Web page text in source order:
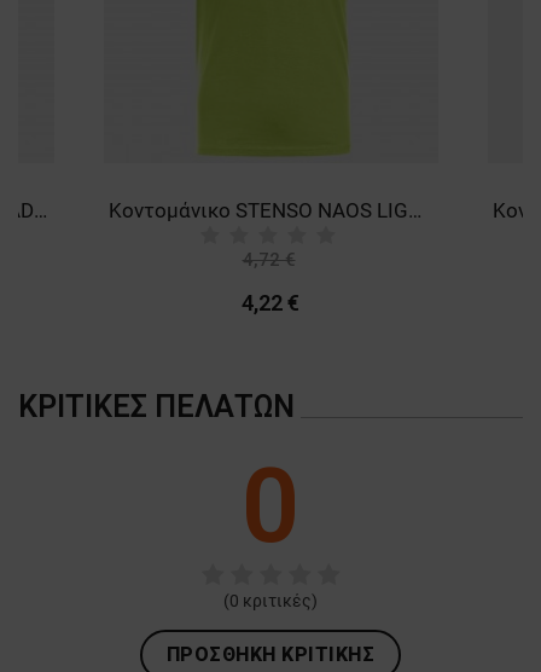
Κοντομάνικο μπλουζάκι FRISTADS SODIUM UNISEX WHITE Κοντομάνικο STENSO NAOS LIGHT GREEN
4,72 €
4,22 €
ΚΡΙΤΙΚΈΣ ΠΕΛΑΤΏΝ
0
(0 κριτικές)
ΠΡΟΣΘΉΚΗ ΚΡΙΤΙΚΉΣ